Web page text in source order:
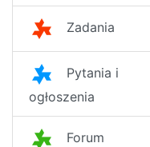
Zadania
Pytania i
ogłoszenia
Forum